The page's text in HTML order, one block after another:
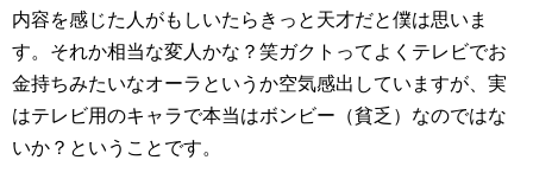
内容を感じた人がもしいたらきっと天才だと僕は思いま
す。それか相当な変人かな？笑ガクトってよくテレビでお
金持ちみたいなオーラというか空気感出していますが、実
はテレビ用のキャラで本当はボンビー（貧乏）なのではな
いか？ということです。